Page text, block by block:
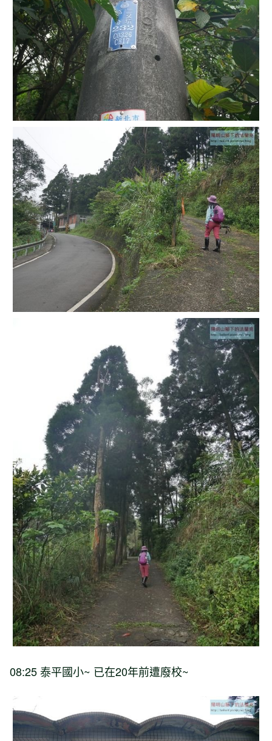
08:25 泰平國小~ 已在20年前遭廢校~